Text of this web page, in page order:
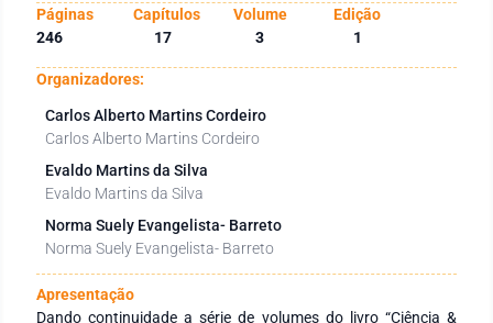
Páginas
Capítulos Volume
Edição
246
17 3 1
Organizadores:
Carlos Alberto Martins Cordeiro
Carlos Alberto Martins Cordeiro
Evaldo Martins da Silva
Evaldo Martins da Silva
Norma Suely Evangelista- Barreto
Norma Suely Evangelista- Barreto
Apresentação
Dando continuidade a série de volumes do livro “Ciência &